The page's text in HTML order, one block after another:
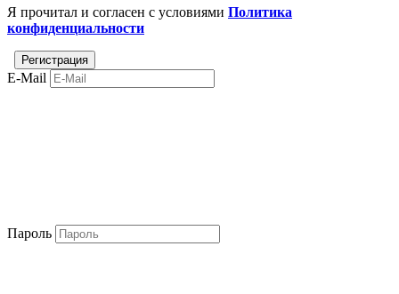
Я прочитал и согласен с условиями Политика
конфиденциальности
E-Mail
Пароль